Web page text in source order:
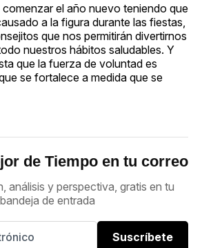
el año nuevo teniendo que
a la figura durante las fiestas,
que nos permitirán divertirnos
nuestros hábitos saludables. Y
que la fuerza de voluntad es
se fortalece a medida que se
de Tiempo en tu correo
análisis y perspectiva, gratis en tu
bandeja de entrada
Suscríbete